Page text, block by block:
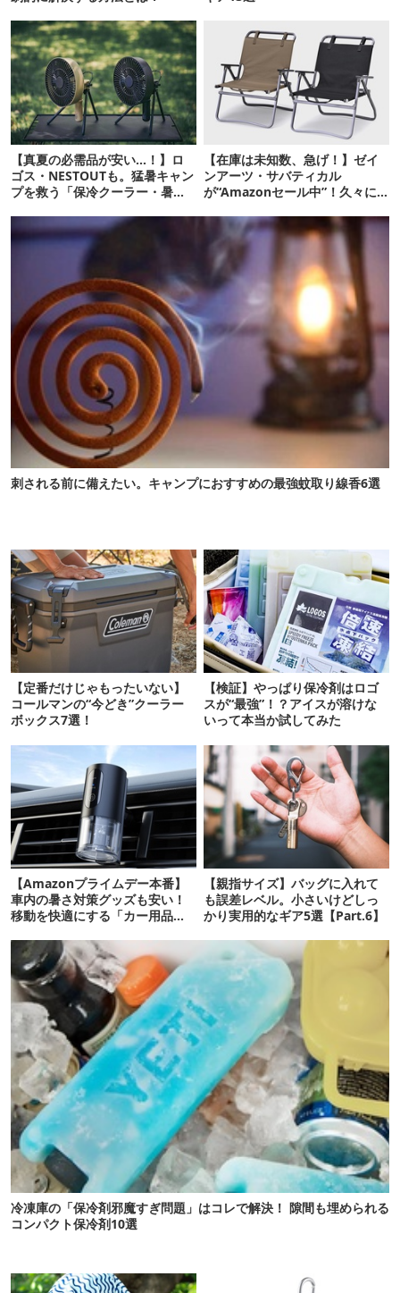
【真夏の必需品が安い…！】ロ
ゴス・NESTOUTも。猛暑キャン
プを救う「保冷クーラー・暑さ
【在庫は未知数、急げ！】ゼイ
ンアーツ・サバティカル
が“Amazonセール中”！久々に
刺される前に備えたい。キャンプにおすすめの最強蚊取り線香6選
【定番だけじゃもったいない】
コールマンの“今どき”クーラー
ボックス7選！
【検証】やっぱり保冷剤はロゴ
スが“最強”！？アイスが溶けな
いって本当か試してみた
【Amazonプライムデー本番】
車内の暑さ対策グッズも安い！
移動を快適にする「カー用品」
【親指サイズ】バッグに入れて
も誤差レベル。小さいけどしっ
かり実用的なギア5選【Part.6】
冷凍庫の「保冷剤邪魔すぎ問題」はコレで解決！ 隙間も埋められる
コンパクト保冷剤10選